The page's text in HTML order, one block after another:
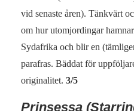
vid senaste åren). Tänkvärt
om hur utomjordingar
Sydafrika och blir en
parafras. Bäddat för
originalitet. 3/5
Prinsessa